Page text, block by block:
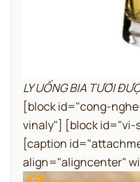
LY UỐNG BIA TƯƠI
[block id="cong-
vinaly"] [block
[caption
align="aligncenter"